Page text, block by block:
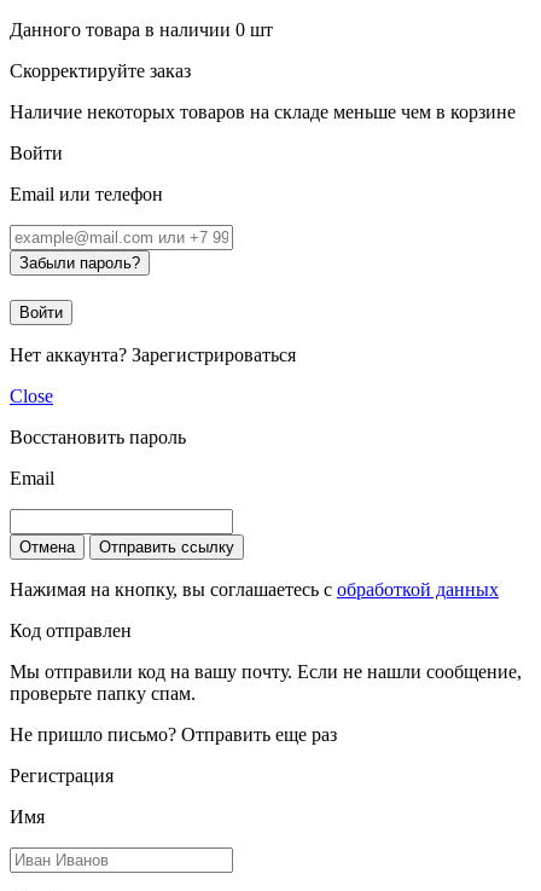
Данного товара в наличии 0 шт
Скорректируйте заказ
Наличие некоторых товаров на складе меньше чем в корзине
Войти
Email или телефон
Забыли пароль?
Войти
Нет аккаунта? Зарегистрироваться
Close
Восстановить пароль
Email
Отмена Отправить ссылку
Нажимая на кнопку, вы соглашаетесь с обработкой данных
Код отправлен
Мы отправили код на вашу почту. Если не нашли сообщение,
проверьте папку спам.
Не пришло письмо? Отправить еще раз
Регистрация
Имя